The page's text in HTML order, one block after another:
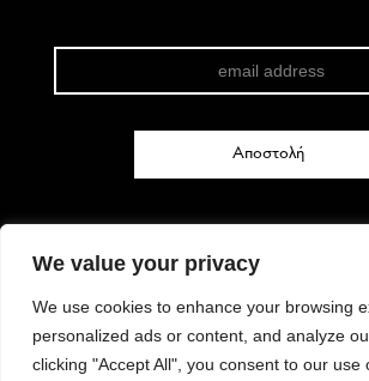
We value your privacy
We use cookies to enhance your browsing
personalized ads or content, and analyze
clicking "Accept All", you consent to our use
FACEBOOK
INSTAGRAM
TWITTER